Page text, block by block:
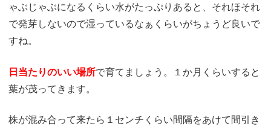
ゃぶじゃぶになるくらい水がたっぷりあると、それほそれ
で発芽しないので湿っているなぁくらいがちょうど良いで
すね。
日当たりのいい場所で育てましょう。１か月くらいすると
葉が茂ってきます。
株が混み合って来たら１センチくらい間隔をあけて間引き